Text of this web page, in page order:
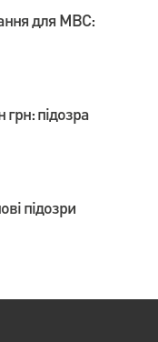
для МВС:
підозра
підозри